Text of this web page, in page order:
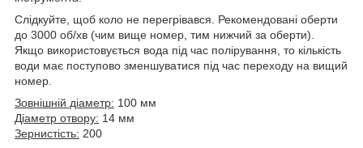
Слідкуйте, щоб коло не перегрівався. Рекомендовані оберти
до 3000 об/хв (чим вище номер, тим нижчий за оберти).
Якщо використовується вода під час полірування, то кількість
води має поступово зменшуватися під час переходу на вищий
номер.
Зовнішній діаметр: 100 мм
Діаметр отвору: 14 мм
Зернистість: 200